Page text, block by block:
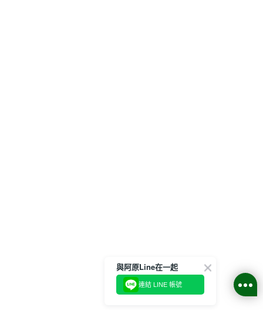
與阿原Line在一起
連結 LINE 帳號